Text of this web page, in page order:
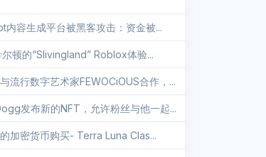
内容生成平台被黑客攻击：资金被...
尔顿的“Slivingland” Roblox体验...
流行数字艺术家FEWOCiOUS合作，...
发布新的NFT，允许粉丝与他一起...
加密货币购买- Terra Luna Clas...